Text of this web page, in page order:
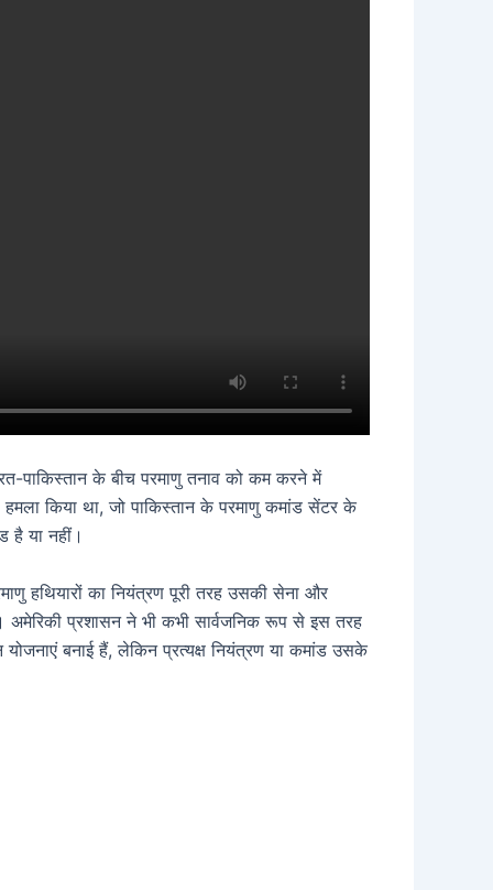
पाकिस्तान के बीच परमाणु तनाव को कम करने में
किया था, जो पाकिस्तान के परमाणु कमांड सेंटर के
है या नहीं।
हथियारों का नियंत्रण पूरी तरह उसकी सेना और
अमेरिकी प्रशासन ने भी कभी सार्वजनिक रूप से इस तरह
योजनाएं बनाई हैं, लेकिन प्रत्यक्ष नियंत्रण या कमांड उसके